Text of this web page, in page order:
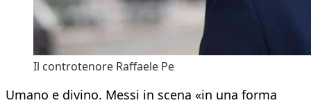
Il controtenore Raffaele Pe
Umano e divino. Messi in scena «in una forma